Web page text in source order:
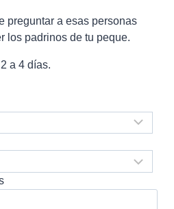
preguntar a esas personas
los padrinos de tu peque.
a 4 días.